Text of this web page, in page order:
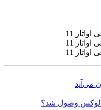
لوکس وصول شد؟